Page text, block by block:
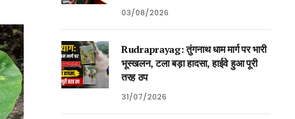
03/08/2026
Rudraprayag: तुंगनाथ धाम मार्ग पर भारी
भूस्खलन, टला बड़ा हादसा, हाईवे हुआ पूरी
तरह ठप
31/07/2026